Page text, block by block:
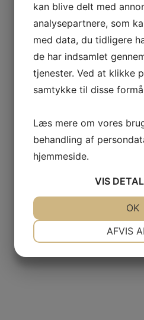
kan blive delt med
analysepartnere, som
med data, du tidligere
de har indsamlet
tjenester. Ved at klikke
samtykke til disse
Læs mere om vores
behandling af
hjemmeside.
VIS
AFVIS
OK